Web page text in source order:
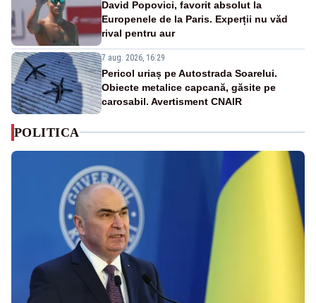
David Popovici, favorit absolut la
Europenele de la Paris. Experții nu văd
rival pentru aur
7 aug. 2026, 16:29
Pericol uriaș pe Autostrada Soarelui.
Obiecte metalice capcană, găsite pe
carosabil. Avertisment CNAIR
POLITICA